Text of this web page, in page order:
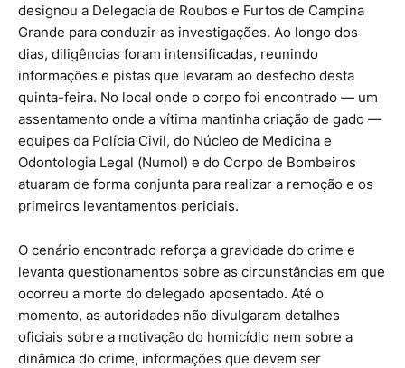
designou a Delegacia de Roubos e Furtos de Campina
Grande para conduzir as investigações. Ao longo dos
dias, diligências foram intensificadas, reunindo
informações e pistas que levaram ao desfecho desta
quinta-feira. No local onde o corpo foi encontrado — um
assentamento onde a vítima mantinha criação de gado —
equipes da Polícia Civil, do Núcleo de Medicina e
Odontologia Legal (Numol) e do Corpo de Bombeiros
atuaram de forma conjunta para realizar a remoção e os
primeiros levantamentos periciais.
O cenário encontrado reforça a gravidade do crime e
levanta questionamentos sobre as circunstâncias em que
ocorreu a morte do delegado aposentado. Até o
momento, as autoridades não divulgaram detalhes
oficiais sobre a motivação do homicídio nem sobre a
dinâmica do crime, informações que devem ser